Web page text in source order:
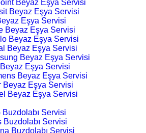
Beyaz Eşya Servisi
Beyaz Eşya Servisi
Eşya Servisi
Beyaz Eşya Servisi
Beyaz Eşya Servisi
Beyaz Eşya Servisi
Beyaz Eşya Servisi
Eşya Servisi
Beyaz Eşya Servisi
Beyaz Eşya Servisi
Beyaz Eşya Servisi
Buzdolabı Servisi
Buzdolabı Servisi
Buzdolabı Servisi